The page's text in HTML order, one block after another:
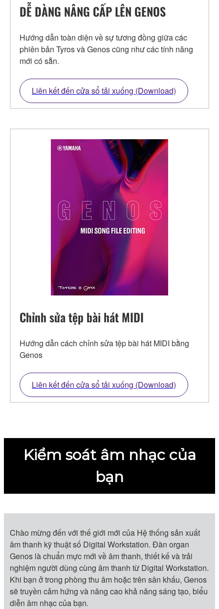
DỄ DÀNG NÂNG CẤP LÊN GENOS
Hướng dẫn toàn diện về sự tương đồng giữa các
phiên bản Tyros và Genos cũng như các tính năng
mới có sẵn.
Liên kết đến cửa sổ tải xuống (Download)
Chỉnh sửa tệp bài hát MIDI
Hướng dẫn cách chỉnh sửa tệp bài hát MIDI bằng
Genos
Liên kết đến cửa sổ tải xuống (Download)
Kiểm soát âm nhạc của
bạn
Chào mừng đến với thế giới mới của Hệ thống sản xuất
âm thanh kỹ thuật số Digital Workstation. Đàn organ
Genos là chuẩn mực mới về âm thanh, thiết kế và trải
nghiệm người dùng cùng âm thanh từ Digital Workstation.
Khi bạn ở trong phòng thu âm hoặc trên sân khấu, Genos
sẽ truyền cảm hứng và nâng cao khả năng sáng tạo, biểu
diễn âm nhạc của bạn.